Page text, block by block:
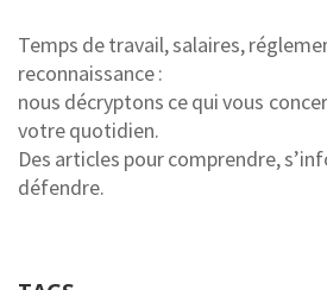
Temps de travail, salaires,
reconnaissance :
nous décryptons ce qui vous
votre quotidien.
Des articles pour comprendre,
défendre.